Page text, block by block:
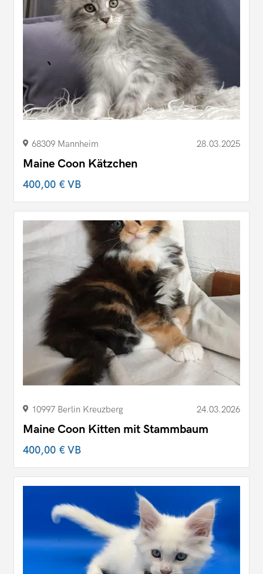
68309 Mannheim 28.03.2025
Maine Coon Kätzchen
400,00 €VB
10997 Berlin Kreuzberg 24.03.2026
Maine Coon Kitten mit Stammbaum
400,00 €VB